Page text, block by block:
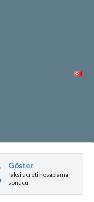
Göster
Taksi ücreti hesaplama
sonucu